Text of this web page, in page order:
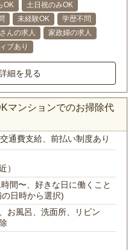
OK
土日祝のみOK
未経験OK
学歴不問
んの求人
家政婦の求人
ブあり
細を見る
マンションでのお掃除代
交通費支給、前払い制度あり
）
間〜、好きな日に働くこと
日時から選択)
お風呂、洗面所、リビン